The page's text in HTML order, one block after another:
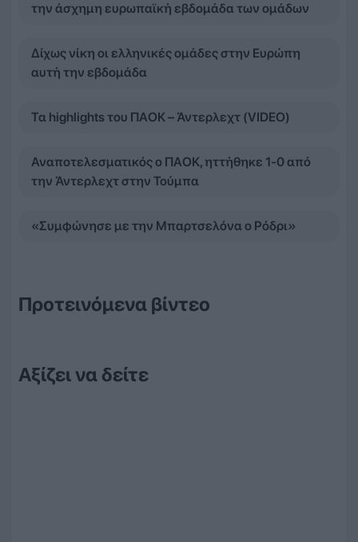
την άσχημη ευρωπαϊκή εβδομάδα των ομάδων
Δίχως νίκη οι ελληνικές ομάδες στην Ευρώπη
αυτή την εβδομάδα
Τα highlights του ΠΑΟΚ – Άντερλεχτ (VIDEO)
Αναποτελεσματικός ο ΠΑΟΚ, ηττήθηκε 1-0 από
την Άντερλεχτ στην Τούμπα
«Συμφώνησε με την Μπαρτσελόνα ο Ρόδρι»
Προτεινόμενα βίντεο
Αξίζει να δείτε